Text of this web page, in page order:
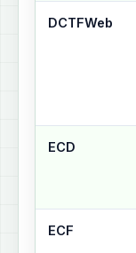
DCTFWeb
ECD
ECF